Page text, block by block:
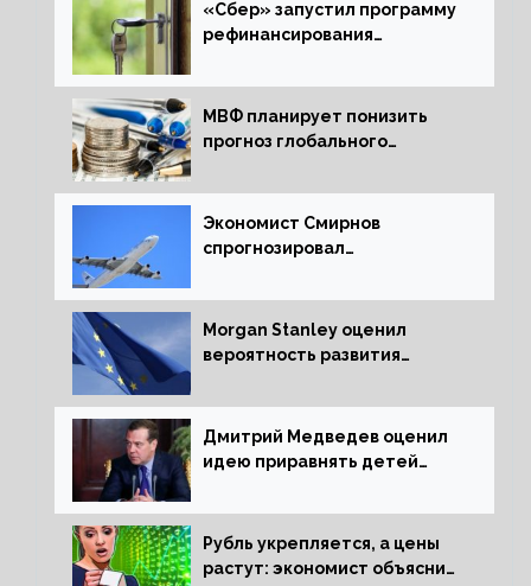
«Сбер» запустил программу
рефинансирования
МВФ планирует понизить
прогноз глобального
следующем отчете
Экономист Смирнов
спрогнозировал
России
Morgan Stanley оценил
вероятность развития
Дмитрий Медведев оценил
идею приравнять детей
Рубль укрепляется, а цены
растут: экономист объяснил